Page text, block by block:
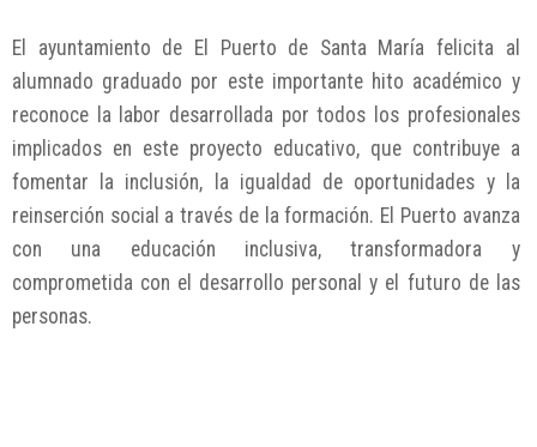
El ayuntamiento de El Puerto de Santa María felicita al
alumnado graduado por este importante hito académico y
reconoce la labor desarrollada por todos los profesionales
implicados en este proyecto educativo, que contribuye a
fomentar la inclusión, la igualdad de oportunidades y la
reinserción social a través de la formación. El Puerto avanza
con una educación inclusiva, transformadora y
comprometida con el desarrollo personal y el futuro de las
personas.